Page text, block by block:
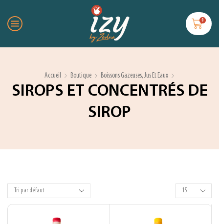
0
Accueil Boutique Boissons Gazeuses, Jus Et Eaux
SIROPS ET CONCENTRÉS DE
SIROP